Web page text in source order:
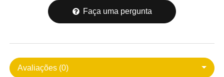
Faça uma pergunta
Avaliações (0)